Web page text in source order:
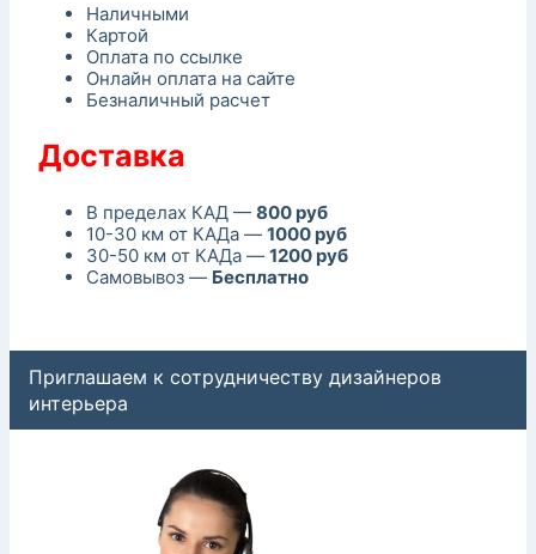
Наличными
Картой
Оплата по ссылке
Онлайн оплата на сайте
Безналичный расчет
Доставка
В пределах КАД — 800 руб
10-30 км от КАДа — 1000 руб
30-50 км от КАДа — 1200 руб
Самовывоз — Бесплатно
Приглашаем к сотрудничеству дизайнеров
интерьера